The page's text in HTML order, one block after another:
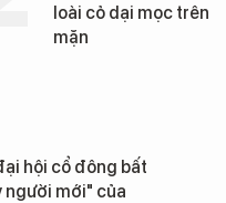
loài cỏ dại mọc trên
mặn
hội cổ đông bất
mới" của